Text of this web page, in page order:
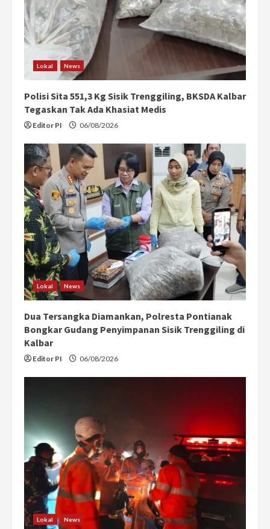
Lokal News
Polisi Sita 551,3 Kg Sisik Trenggiling, BKSDA Kalbar
Tegaskan Tak Ada Khasiat Medis
Editor PI 06/08/2026
Lokal News
Dua Tersangka Diamankan, Polresta Pontianak
Bongkar Gudang Penyimpanan Sisik Trenggiling di
Kalbar
Editor PI 06/08/2026
Lokal News